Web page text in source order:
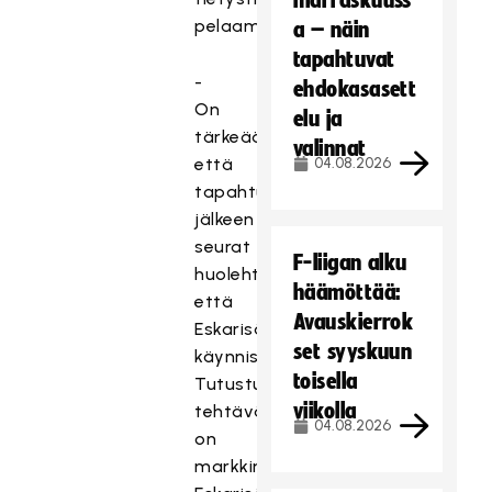
pelaamaan.
-
On
tärkeää,
että
tapahtuman
jälkeen
seurat
huolehtivat,
että
Eskarisäbäkerhot
käynnistyvät.
Tutustumistapahtumien
tehtävä
on
markkinoida
a – näin
tapahtuvat
ehdokasasett
elu ja
valinnat
04.08.2026
F-liigan alku
häämöttää:
Avauskierrok
set syyskuun
toisella
viikolla
04.08.2026